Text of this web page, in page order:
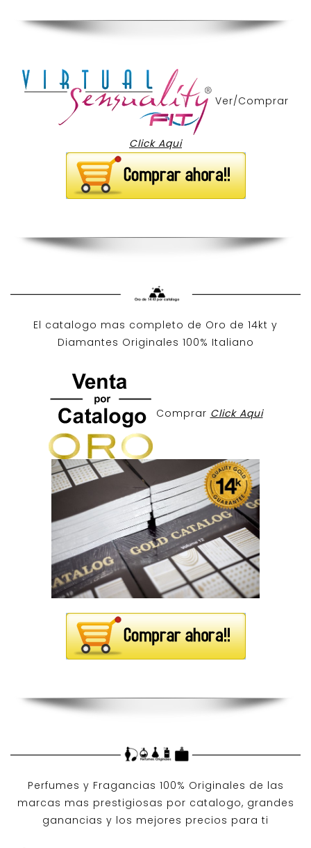
Ver/Comprar
Click Aqui
El catalogo mas completo de Oro de 14kt y
Diamantes Originales 100% Italiano
Comprar Click Aqui
Perfumes y Fragancias 100% Originales de las
marcas mas prestigiosas por catalogo, grandes
ganancias y los mejores precios para ti